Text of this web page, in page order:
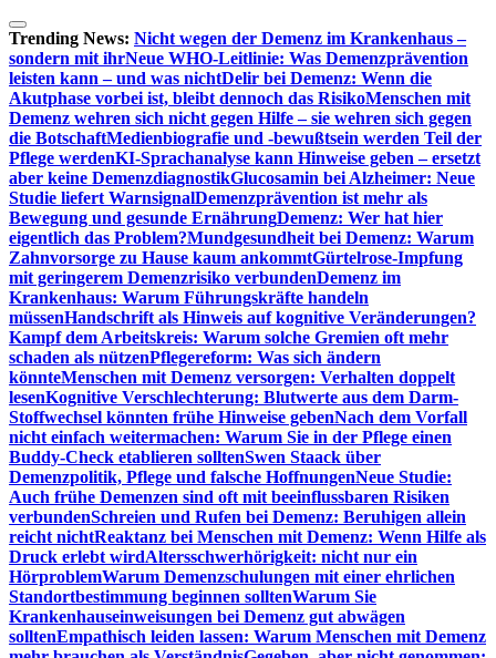
Zum
Inhalt
springen
Trending News: Nicht wegen der Demenz im Krankenhaus –
sondern mit ihrNeue WHO-Leitlinie: Was Demenzprävention
leisten kann – und was nichtDelir bei Demenz: Wenn die
Akutphase vorbei ist, bleibt dennoch das RisikoMenschen mit
Demenz wehren sich nicht gegen Hilfe – sie wehren sich gegen
die BotschaftMedienbiografie und -bewußtsein werden Teil der
Pflege werdenKI-Sprachanalyse kann Hinweise geben – ersetzt
aber keine DemenzdiagnostikGlucosamin bei Alzheimer: Neue
Studie liefert WarnsignalDemenzprävention ist mehr als
Bewegung und gesunde ErnährungDemenz: Wer hat hier
eigentlich das Problem?Mundgesundheit bei Demenz: Warum
Zahnvorsorge zu Hause kaum ankommtGürtelrose-Impfung
mit geringerem Demenzrisiko verbundenDemenz im
Krankenhaus: Warum Führungskräfte handeln
müssenHandschrift als Hinweis auf kognitive Veränderungen?
Kampf dem Arbeitskreis: Warum solche Gremien oft mehr
schaden als nützenPflegereform: Was sich ändern
könnteMenschen mit Demenz versorgen: Verhalten doppelt
lesenKognitive Verschlechterung: Blutwerte aus dem Darm-
Stoffwechsel könnten frühe Hinweise gebenNach dem Vorfall
nicht einfach weitermachen: Warum Sie in der Pflege einen
Buddy-Check etablieren solltenSwen Staack über
Demenzpolitik, Pflege und falsche HoffnungenNeue Studie:
Auch frühe Demenzen sind oft mit beeinflussbaren Risiken
verbundenSchreien und Rufen bei Demenz: Beruhigen allein
reicht nichtReaktanz bei Menschen mit Demenz: Wenn Hilfe als
Druck erlebt wirdAltersschwerhörigkeit: nicht nur ein
HörproblemWarum Demenzschulungen mit einer ehrlichen
Standortbestimmung beginnen solltenWarum Sie
Krankenhauseinweisungen bei Demenz gut abwägen
solltenEmpathisch leiden lassen: Warum Menschen mit Demenz